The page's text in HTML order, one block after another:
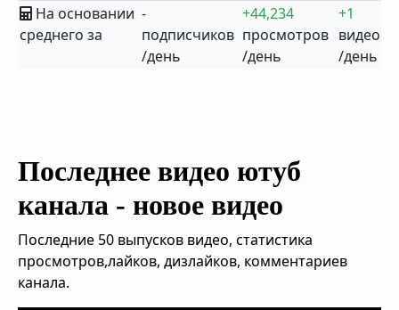
На основании
среднего за
-
подписчиков
/день
+44,234
просмотров
/день
+1
видео
/день
Последнее видео ютуб
канала - новое видео
Последние 50 выпусков видео, статистика
просмотров,лайков, дизлайков, комментариев
канала.